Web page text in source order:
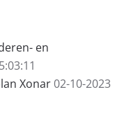
en
Xonar02-10-2023